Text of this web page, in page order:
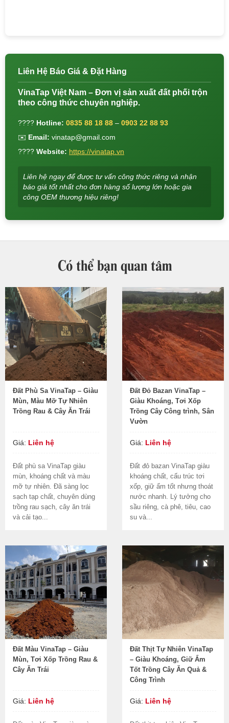
Liên Hệ Báo Giá & Đặt Hàng
VinaTap Việt Nam – Đơn vị sản xuất đất phối trộn
theo công thức chuyên nghiệp.
???? Hotline: 0835 88 18 88 – 0903 22 88 93
✉️ Email: vinatap@gmail.com
???? Website: https://vinatap.vn
Liên hệ ngay để được tư vấn công thức riêng và nhận
báo giá tốt nhất cho đơn hàng số lượng lớn hoặc gia
công OEM thương hiệu riêng!
Có thể bạn quan tâm
Đất Phù Sa VinaTap – Giàu
Mùn, Màu Mỡ Tự Nhiên
Trồng Rau & Cây Ăn Trái
Giá: Liên hệ
Đất phù sa VinaTap giàu
mùn, khoáng chất và màu
mỡ tự nhiên. Đã sàng lọc
sạch tạp chất, chuyên dùng
trồng rau sạch, cây ăn trái
và cải tạo...
Đất Đỏ Bazan VinaTap –
Giàu Khoáng, Tơi Xốp
Trồng Cây Công trình, Sân
Vườn
Giá: Liên hệ
Đất đỏ bazan VinaTap giàu
khoáng chất, cấu trúc tơi
xốp, giữ ẩm tốt nhưng thoát
nước nhanh. Lý tưởng cho
sầu riêng, cà phê, tiêu, cao
su và...
Đất Màu VinaTap – Giàu
Mùn, Tơi Xốp Trồng Rau &
Cây Ăn Trái
Giá: Liên hệ
Đất Thịt Tự Nhiên VinaTap
– Giàu Khoáng, Giữ Ẩm
Tốt Trồng Cây Ăn Quả &
Công Trình
Giá: Liên hệ